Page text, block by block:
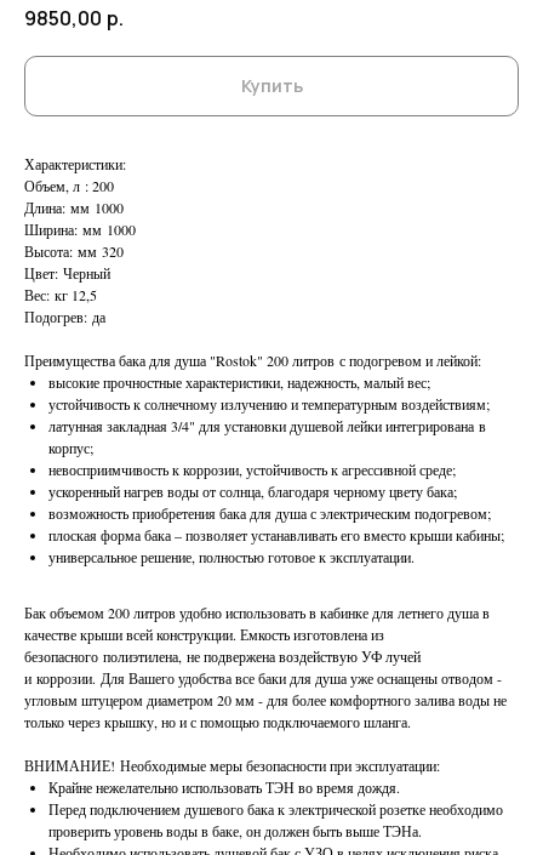
9850,00 р.
Купить
Характеристики:
Объем, л : 200
Длина: мм 1000
Ширина: мм 1000
Высота: мм 320
Цвет: Черный
Вес: кг 12,5
Подогрев: да
Преимущества бака для душа "Rostok" 200 литров с подогревом и лейкой:
высокие прочностные характеристики, надежность, малый вес;
устойчивость к солнечному излучению и температурным воздействиям;
латунная закладная 3/4" для установки душевой лейки интегрирована в
корпус;
невосприимчивость к коррозии, устойчивость к агрессивной среде;
ускоренный нагрев воды от солнца, благодаря черному цвету бака;
возможность приобретения бака для душа с электрическим подогревом;
плоская форма бака – позволяет устанавливать его вместо крыши кабины;
универсальное решение, полностью готовое к эксплуатации.
Бак объемом 200 литров удобно использовать в кабинке для летнего душа в
качестве крыши всей конструкции. Емкость изготовлена из
безопасного полиэтилена, не подвержена воздействую УФ лучей
и коррозии. Для Вашего удобства все баки для душа уже оснащены отводом -
угловым штуцером диаметром 20 мм - для более комфортного залива воды не
только через крышку, но и с помощью подключаемого шланга.
ВНИМАНИЕ! Необходимые меры безопасности при эксплуатации:
Крайне нежелательно использовать ТЭН во время дождя.
Перед подключением душевого бака к электрической розетке необходимо
проверить уровень воды в баке, он должен быть выше ТЭНа.